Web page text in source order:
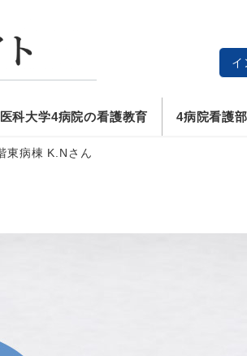
イ
科大学4病院の看護教育 4病院看護
東病棟 K.Nさん